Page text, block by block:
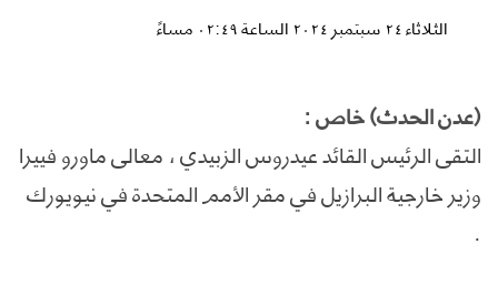
الثلاثاء ٢٤ سبتمبر ٢٠٢٤ الساعة ٠٢:٤٩ مساءً
(عدن الحدث) خاص :
التقى الرئيس القائد عيدروس الزبيدي ، معالي ماورو فييرا
وزير خارجية البرازيل في مقر الأمم المتحدة في نيويورك
.